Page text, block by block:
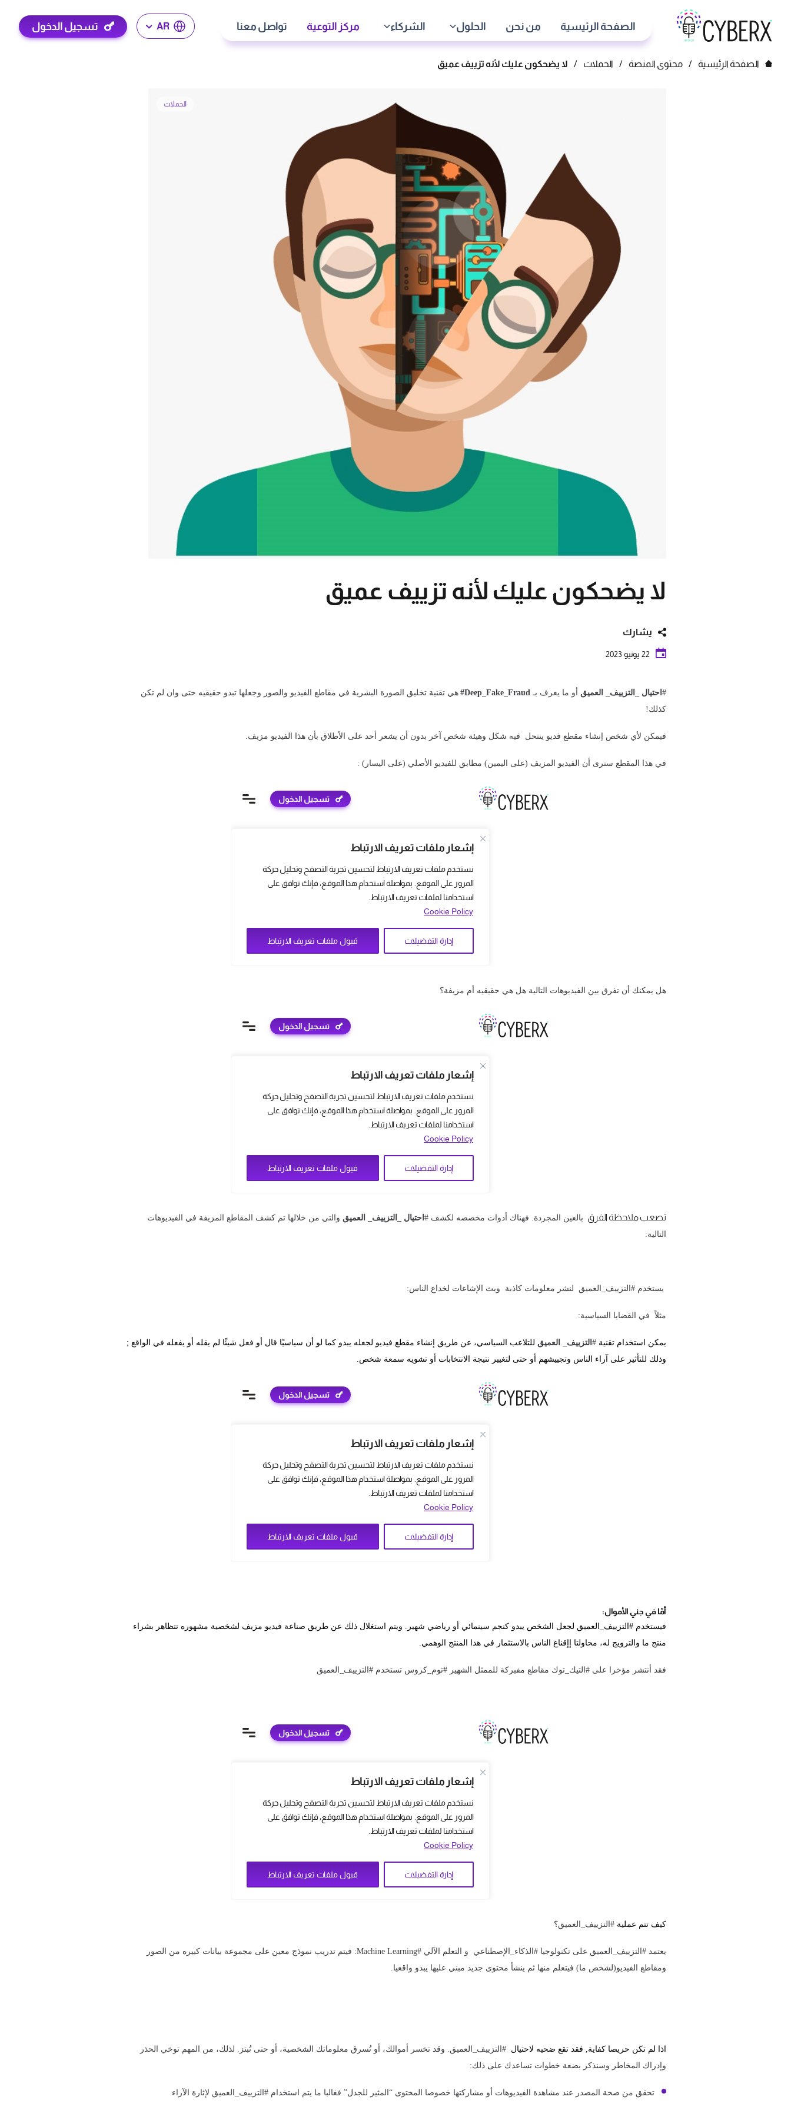
الصفحة الرئيسية من نحن الحلول الشركاء مركز التوعية تواصل معنا AR تسجيل الدخول
الصفحة الرئيسية / محتوى المنصة / الحملات / لا يضحكون عليك لأنه تزييف عميق
الحملات
لا يضحكون عليك لأنه تزييف عميق
يشارك
22 يونيو 2023
# احتيال _التزييف_ العميق أو ما يعرف بـ #Deep_Fake_Fraud هي تقنية تخليق الصورة البشرية في مقاطع الفيديو والصور وجعلها تبدو حقيقيه حتى وان لم تكن
كذلك!
فيمكن لأي شخص إنشاء مقطع فديو ينتحل فيه شكل وهيئة شخص آخر بدون أن يشعر أحد على الأطلاق بأن هذا الفيديو مزيف.
في هذا المقطع سنرى أن الفيديو المزيف (على اليمين) مطابق للفيديو الأصلي (على اليسار) :
هل يمكنك أن تفرق بين الفيديوهات التالية هل هي حقيقيه أم مزيفة؟
تصعب ملاحظة الفرق بالعين المجردة. فهناك أدوات مخصصه لكشف # احتيال _التزييف_ العميق والتي من خلالها تم كشف المقاطع المزيفة في الفيديوهات
التالية:
يستخدم #التزييف_العميق لنشر معلومات كاذبة وبث الإشاعات لخداع الناس:
مثلاً في القضايا السياسية:
يمكن استخدام تقنية # التزييف_ العميق للتلاعب السياسي، عن طريق إنشاء مقطع فيديو لجعله يبدو كما لو أن سياسيًا قال أو فعل شيئًا لم يقله أو يفعله في الواقع ;
وذلك للتأثير على آراء الناس وتجييشهم أو حتى لتغيير نتيجة الانتخابات أو تشويه سمعة شخص.
أمّا في جني الأموال:
فيستخدم #التزييف_العميق لجعل الشخص يبدو كنجم سينمائي أو رياضي شهير. ويتم استغلال ذلك عن طريق صناعة فيديو مزيف لشخصية مشهوره تتظاهر بشراء
منتج ما والترويج له، محاولتا إإقناع الناس بالاستثمار في هذا المنتج الوهمي.
فقد أنتشر مؤخرا على #التيك_توك مقاطع مفبركة للممثل الشهير #توم_كروس تستخدم #التزييف_العميق
كيف تتم عملية #التزييف_العميق؟
يعتمد #التزييف_العميق على تكنولوجيا #الذكاء_الإصطناعي و التعلم الآلي #Machine Learning: فيتم تدريب نموذج معين على مجموعة بيانات كبيره من الصور
ومقاطع الفيديو(لشخص ما) فيتعلم منها ثم ينشأ محتوى جديد مبني عليها يبدو واقعيا.
اذا لم تكن حريصا كفاية, فقد تقع ضحيه لاحتيال #التزييف_العميق. وقد تخسر أموالك، أو تُسرق معلوماتك الشخصية، أو حتى تُبتز. لذلك، من المهم توخي الحذر
وإدراك المخاطر وسنذكر بضعة خطوات تساعدك على ذلك:
تحقق من صحة المصدر عند مشاهدة الفيديوهات أو مشاركتها خصوصا المحتوى “المثير للجدل” فغالبا ما يتم استخدام #التزييف_العميق لإثارة الآراء